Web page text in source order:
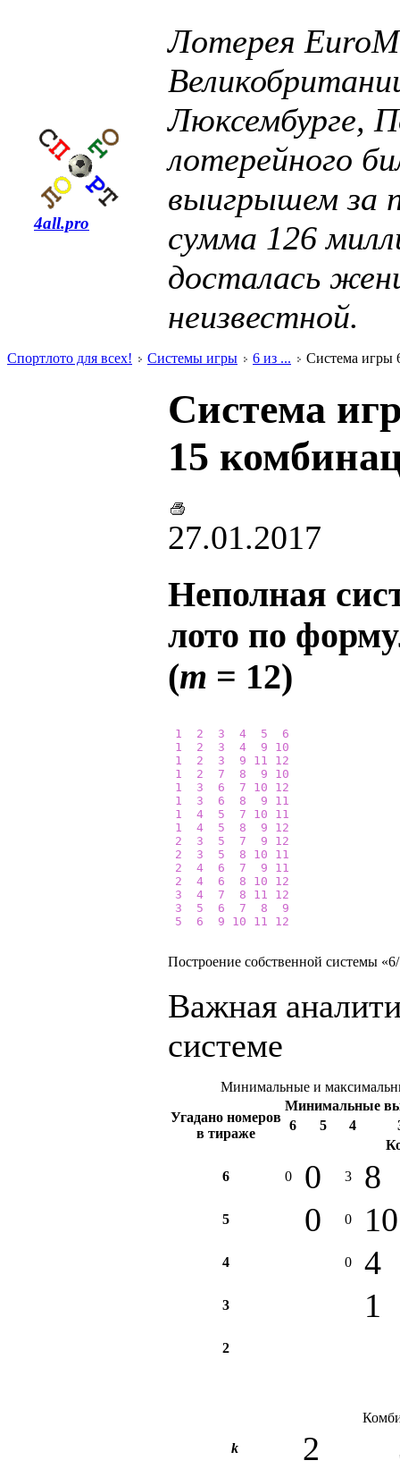
4all.pro
Лотерея
Люксембурге,
лотерейного
выигрышем за
сумма 126
досталась
неизвестной.
Спортлото для всех! Системы игры 6 из ... Система игры
Система
15
27.01.2017
Неполная
лото по
(m = 12)
1 2 3 4 5
6
1
2 3 4 9
10
1
2 3 9 11
12
1
2 7 8 9
10
1
3 6 7 10
12
1
3 6 8 9
11
1
4 5 7 10
11
1
4 5 8 9
12
2
3 5 7 9
12
2
3 5 8 10
11
2
4 6 7 9
11
2
4 6 8 10
12
3
4 7 8 11
12
3
5 6 7 8
9
5
6 9 10 11 12
Построение собственной системы
Важная
системе
Минимальные и
Угадано номеров
в тираже
Минимальные
6
5 4
6 0 0 3 8
5 0 0 10
4 0 4
3 1
2
k
2